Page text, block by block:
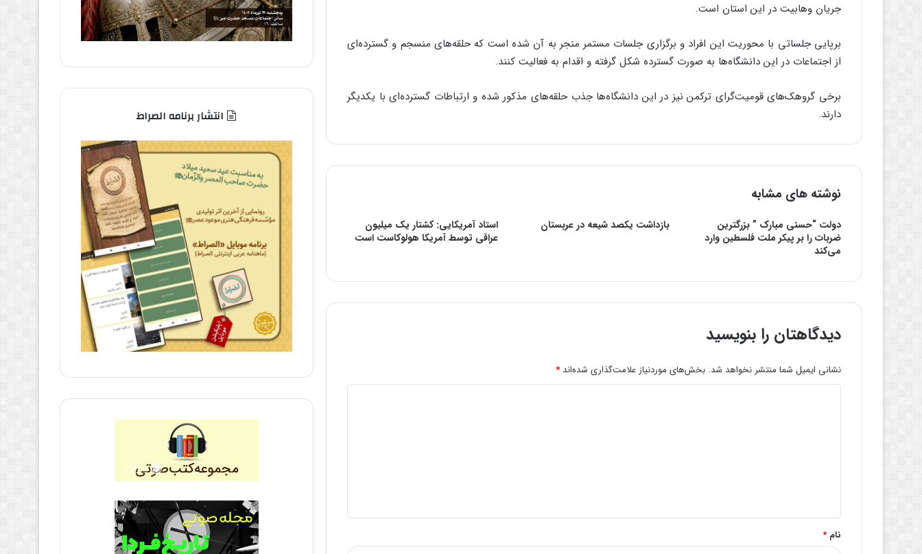
جریان وهابیت در این استان است.
برپایی جلساتی با محوریت این افراد و برگزاری جلسات مستمر منجر به آن شده است که حلقه‌های منسجم و گسترده‌ای
از اجتماعات در این دانشگاه‌ها به صورت گسترده شکل گرفته و اقدام به فعالیت کنند.
برخی گروهک‌های قومیت‌گرای ترکمن نیز در این دانشگاه‌ها جذب حلقه‌های مذکور شده و ارتباطات گسترده‌ای با یکدیگر
دارند.
نوشته های مشابه
دولت “حسنی مبارک ” بزرگ‏ترین
ضربات را بر پیکر ملت فلسطین وارد
می‌کند
بازداشت یکصد شیعه در عربستان
استاد آمریکایی: کشتار یک میلیون
عراقی توسط آمریکا هولوکاست است
دیدگاهتان را بنویسید
نشانی ایمیل شما منتشر نخواهد شد. بخش‌های موردنیاز علامت‌گذاری شده‌اند *
*
نام *
انتشار برنامه الصراط